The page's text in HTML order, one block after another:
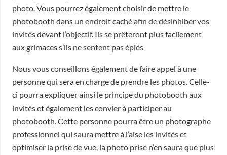
photo. Vous pourrez également choisir de mettre le
photobooth dans un endroit caché afin de désinhiber vos
invités devant l’objectif. Ils se prêteront plus facilement
aux grimaces s’ils ne sentent pas épiés
Nous vous conseillons également de faire appel à une
personne qui sera en charge de prendre les photos. Celle-
ci pourra expliquer ainsi le principe du photobooth aux
invités et également les convier à participer au
photobooth. Cette personne pourra être un photographe
professionnel qui saura mettre à l’aise les invités et
optimiser la prise de vue, la photo prise n’en saura que plus